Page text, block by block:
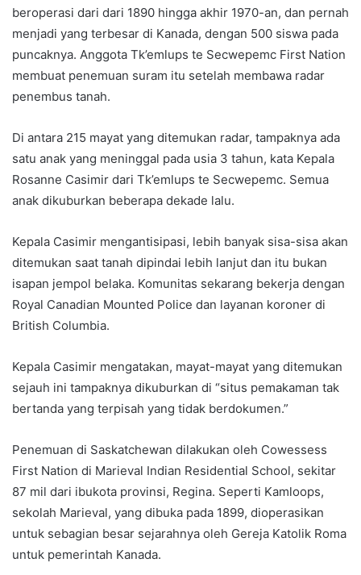
beroperasi dari dari 1890 hingga akhir 1970-an, dan pernah
menjadi yang terbesar di Kanada, dengan 500 siswa pada
puncaknya. Anggota Tk’emlups te Secwepemc First Nation
membuat penemuan suram itu setelah membawa radar
penembus tanah.
Di antara 215 mayat yang ditemukan radar, tampaknya ada
satu anak yang meninggal pada usia 3 tahun, kata Kepala
Rosanne Casimir dari Tk’emlups te Secwepemc. Semua
anak dikuburkan beberapa dekade lalu.
Kepala Casimir mengantisipasi, lebih banyak sisa-sisa akan
ditemukan saat tanah dipindai lebih lanjut dan itu bukan
isapan jempol belaka. Komunitas sekarang bekerja dengan
Royal Canadian Mounted Police dan layanan koroner di
British Columbia.
Kepala Casimir mengatakan, mayat-mayat yang ditemukan
sejauh ini tampaknya dikuburkan di “situs pemakaman tak
bertanda yang terpisah yang tidak berdokumen.”
Penemuan di Saskatchewan dilakukan oleh Cowessess
First Nation di Marieval Indian Residential School, sekitar
87 mil dari ibukota provinsi, Regina. Seperti Kamloops,
sekolah Marieval, yang dibuka pada 1899, dioperasikan
untuk sebagian besar sejarahnya oleh Gereja Katolik Roma
untuk pemerintah Kanada.